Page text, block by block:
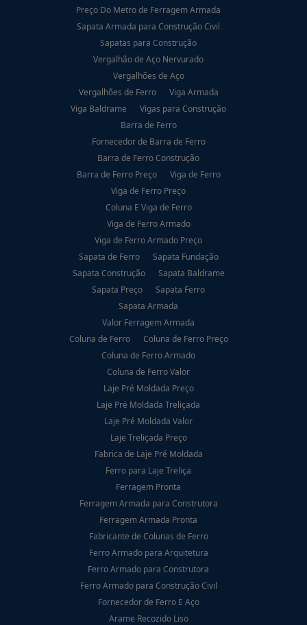
Preço Do Metro de Ferragem Armada
Sapata Armada para Construção Civil
Sapatas para Construção
Vergalhão de Aço Nervurado
Vergalhões de Aço
Vergalhões de Ferro
Viga Armada
Viga Baldrame
Vigas para Construção
Barra de Ferro
Fornecedor de Barra de Ferro
Barra de Ferro Construção
Barra de Ferro Preço
Viga de Ferro
Viga de Ferro Preço
Coluna E Viga de Ferro
Viga de Ferro Armado
Viga de Ferro Armado Preço
Sapata de Ferro
Sapata Fundação
Sapata Construção
Sapata Baldrame
Sapata Preço
Sapata Ferro
Sapata Armada
Valor Ferragem Armada
Coluna de Ferro
Coluna de Ferro Preço
Coluna de Ferro Armado
Coluna de Ferro Valor
Laje Pré Moldada Preço
Laje Pré Moldada Treliçada
Laje Pré Moldada Valor
Laje Treliçada Preço
Fabrica de Laje Pré Moldada
Ferro para Laje Treliça
Ferragem Pronta
Ferragem Armada para Construtora
Ferragem Armada Pronta
Fabricante de Colunas de Ferro
Ferro Armado para Arquitetura
Ferro Armado para Construtora
Ferro Armado para Construção Civil
Fornecedor de Ferro E Aço
Arame Recozido Liso